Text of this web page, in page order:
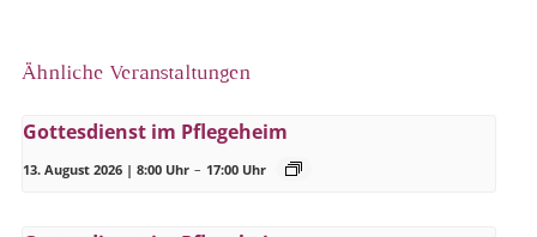
Ähnliche Veranstaltungen
Gottesdienst im Pflegeheim
13. August 2026 | 8:00 Uhr – 17:00 Uhr